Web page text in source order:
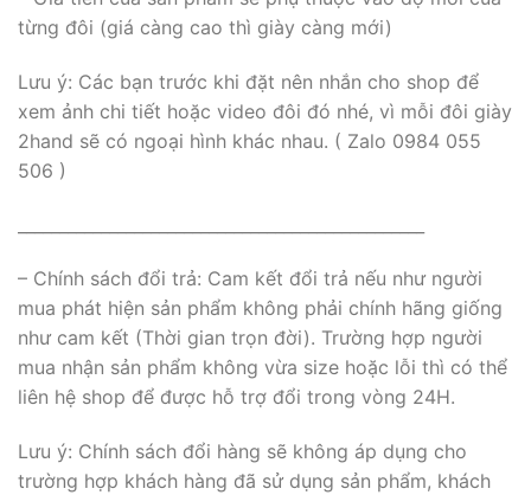
từng đôi (giá càng cao thì giày càng mới)
Lưu ý: Các bạn trước khi đặt nên nhắn cho shop để
xem ảnh chi tiết hoặc video đôi đó nhé, vì mỗi đôi giày
2hand sẽ có ngoại hình khác nhau. ( Zalo 0984 055
506 )
– Chính sách đổi trả: Cam kết đổi trả nếu như người
mua phát hiện sản phẩm không phải chính hãng giống
như cam kết (Thời gian trọn đời). Trường hợp người
mua nhận sản phẩm không vừa size hoặc lỗi thì có thể
liên hệ shop để được hỗ trợ đổi trong vòng 24H.
Lưu ý: Chính sách đổi hàng sẽ không áp dụng cho
trường hợp khách hàng đã sử dụng sản phẩm, khách